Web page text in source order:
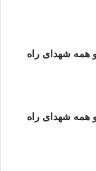
همه شهدای راه
همه شهدای راه